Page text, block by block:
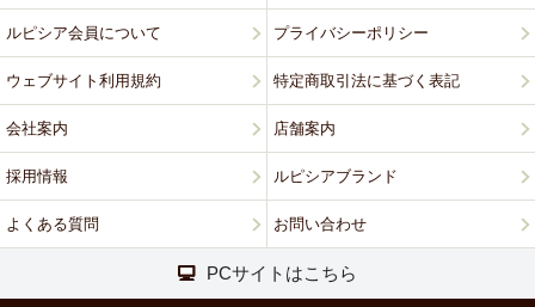
ルピシア会員について プライバシーポリシー
ウェブサイト利用規約 特定商取引法に基づく表記
会社案内 店舗案内
採用情報 ルピシアブランド
よくある質問 お問い合わせ
PCサイトはこちら